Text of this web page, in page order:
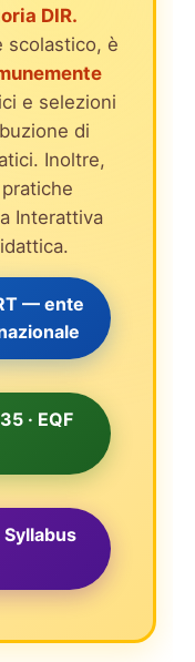
DIR.
scolastico, è
e selezioni
di
Inoltre,
Interattiva
— ente
· EQF
Syllabus